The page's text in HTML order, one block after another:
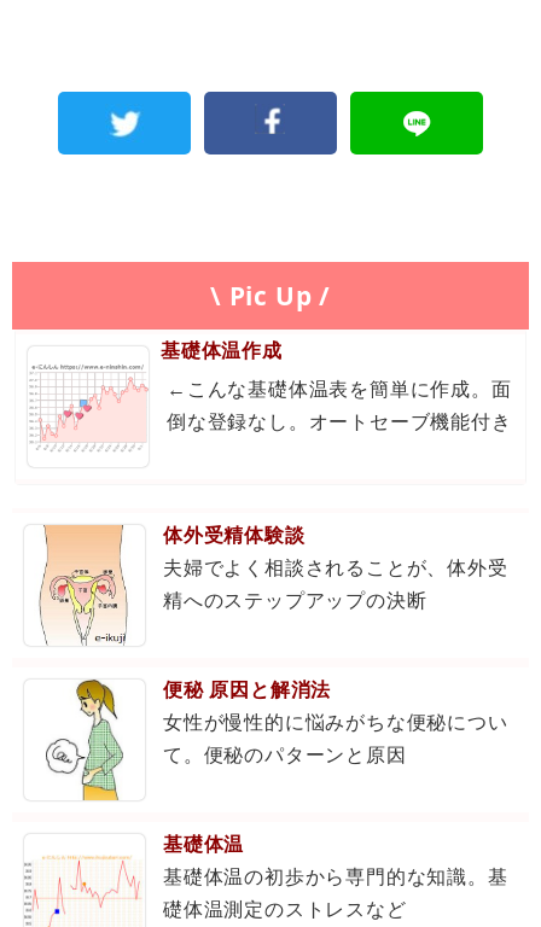
\ Pic Up /
基礎体温作成
←こんな基礎体温表を簡単に作成。面
倒な登録なし。オートセーブ機能付き
体外受精体験談
夫婦でよく相談されることが、体外受
精へのステップアップの決断
便秘 原因と解消法
女性が慢性的に悩みがちな便秘につい
て。便秘のパターンと原因
基礎体温
基礎体温の初歩から専門的な知識。基
礎体温測定のストレスなど